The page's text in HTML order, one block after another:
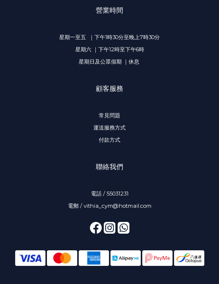
營業時間
星期一至五 ｜下午1時30分至晚上7時30分
星期六 ｜下午12時至下午6時
星期日及公眾假期 ｜休息
顧客服務
常見問題
運送服務方式
付款方式
聯絡我們
電話 / 55031231
電郵 / vithia_cym@hotmail.com